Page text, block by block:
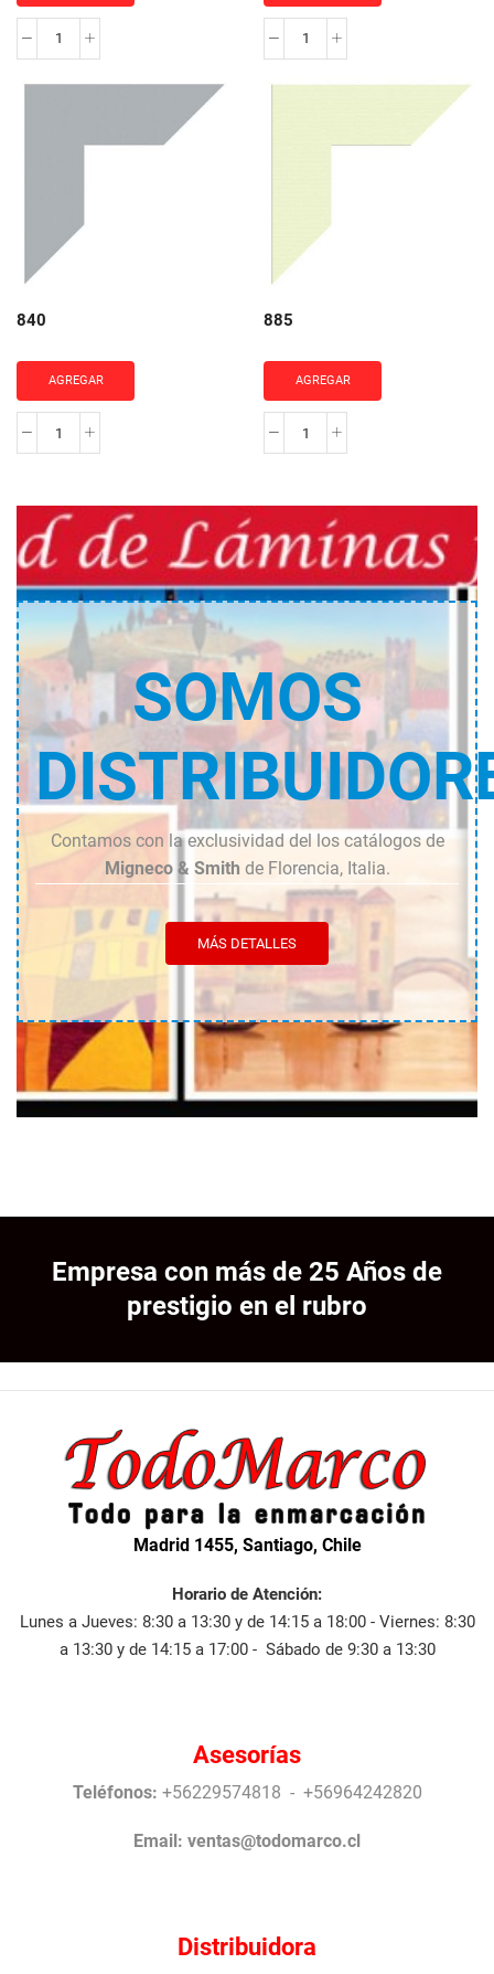
802
842
840
AGREGAR
840
885
AGREGAR
885
SOMOS
Contamos con la exclusividad del los catálogos de
Migneco & Smith de Florencia, Italia.
MÁS DETALLES
Empresa con más de 25 Años de
prestigio en el rubro
Madrid 1455, Santiago, Chile
Horario de Atención:
Lunes a Jueves: 8:30 a 13:30 y de 14:15 a 18:00 - Viernes: 8:30
a 13:30 y de 14:15 a 17:00 - Sábado de 9:30 a 13:30
Asesorías
Teléfonos: +56229574818 - +56964242820
Email: ventas@todomarco.cl
Distribuidora